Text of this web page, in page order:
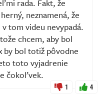
rada. Fakt, že
neznamená, že
tom videu nevypadá.
chcem, aby bol
by bol totiž pôvodne
toto vyjadrenie
čokoľvek.
1 4